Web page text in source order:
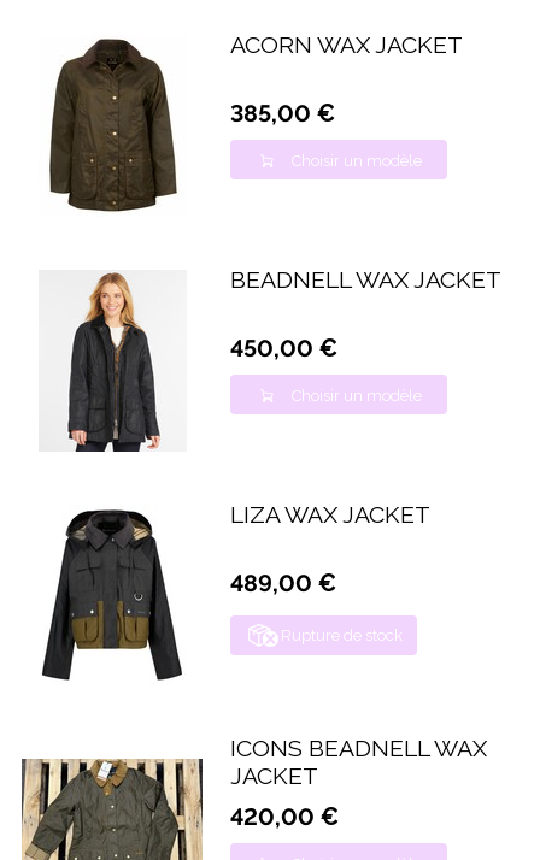
ACORN WAX JACKET
385,00 €
Choisir un modèle
BEADNELL WAX JACKET
450,00 €
Choisir un modèle
LIZA WAX JACKET
489,00 €
Rupture de stock
ICONS BEADNELL WAX
JACKET
420,00 €